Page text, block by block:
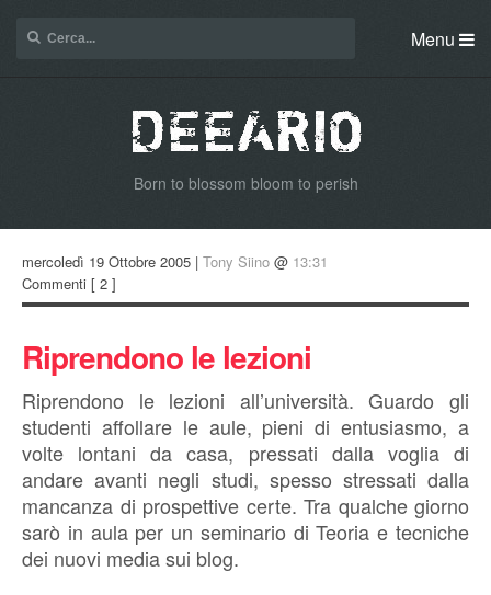
Menu
Born to blossom bloom to perish
mercoledì 19 Ottobre 2005 | Tony Siino @ 13:31
Commenti [ 2 ]
Riprendono le lezioni
Riprendono le lezioni all’università. Guardo gli
studenti affollare le aule, pieni di entusiasmo, a
volte lontani da casa, pressati dalla voglia di
andare avanti negli studi, spesso stressati dalla
mancanza di prospettive certe. Tra qualche giorno
sarò in aula per un seminario di Teoria e tecniche
dei nuovi media sui blog.